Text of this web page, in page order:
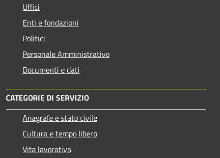
Uffici
Enti e fondazioni
Politici
Personale Amministrativo
Documenti e dati
CATEGORIE DI SERVIZIO
Anagrafe e stato civile
Cultura e tempo libero
Vita lavorativa